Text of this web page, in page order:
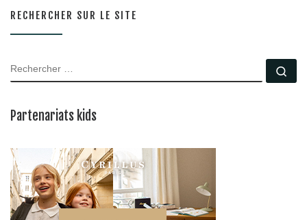
RECHERCHER SUR LE SITE
RECHERCHER
Partenariats kids